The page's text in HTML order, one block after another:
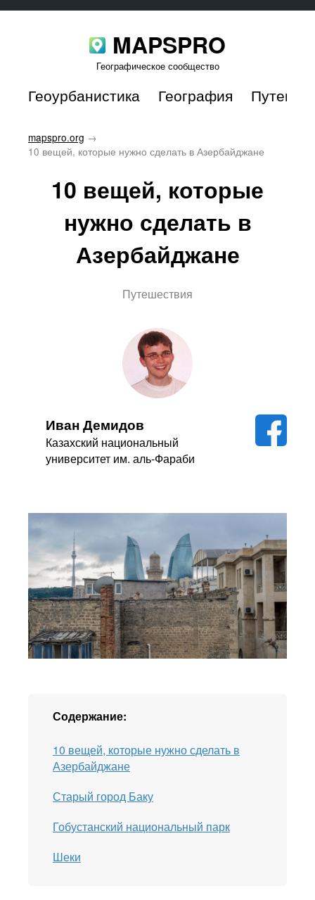
MAPSPRO
Географическое сообщество
Геоурбанистика География
mapspro.org →
10 вещей, которые нужно сделать в Азербайджане
10 вещей, которые
нужно сделать в
Азербайджане
Путешествия
Иван Демидов
Казахский национальный
университет им. аль-Фараби
Содержание:
10 вещей, которые нужно сделать в
Азербайджане
Старый город Баку
Гобустанский национальный парк
Шеки